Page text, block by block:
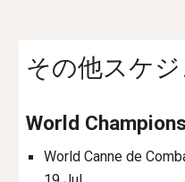
その他スケ
World
World Canne de